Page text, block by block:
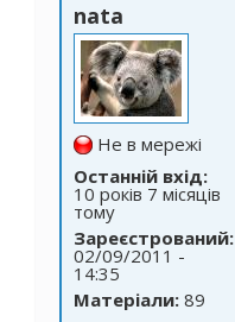
nata
Не в мережі
Останній вхід:
10 років 7 місяців
тому
Зареєстрований:
02/09/2011 -
14:35
Матеріали: 89